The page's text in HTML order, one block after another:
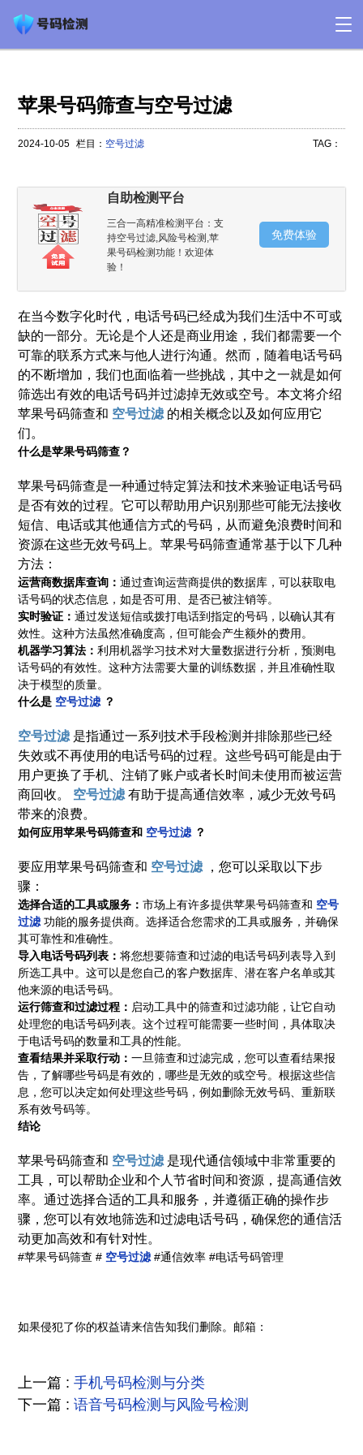
苹果号码筛查与空号过滤
2024-10-05 栏目： 空号过滤 TAG：
自助检测平台
三合一高精准检测平台：支
持空号过滤,风险号检测,苹
果号码检测功能！欢迎体
验！
免费体验
在当今数字化时代，电话号码已经成为我们生活中不可或
缺的一部分。无论是个人还是商业用途，我们都需要一个
可靠的联系方式来与他人进行沟通。然而，随着电话号码
的不断增加，我们也面临着一些挑战，其中之一就是如何
筛选出有效的电话号码并过滤掉无效或空号。本文将介绍
苹果号码筛查和 空号过滤 的相关概念以及如何应用它
们。
什么是苹果号码筛查？
苹果号码筛查是一种通过特定算法和技术来验证电话号码
是否有效的过程。它可以帮助用户识别那些可能无法接收
短信、电话或其他通信方式的号码，从而避免浪费时间和
资源在这些无效号码上。苹果号码筛查通常基于以下几种
方法：
运营商数据库查询：通过查询运营商提供的数据库，可以获取电
话号码的状态信息，如是否可用、是否已被注销等。
实时验证：通过发送短信或拨打电话到指定的号码，以确认其有
效性。这种方法虽然准确度高，但可能会产生额外的费用。
机器学习算法：利用机器学习技术对大量数据进行分析，预测电
话号码的有效性。这种方法需要大量的训练数据，并且准确性取
决于模型的质量。
什么是 空号过滤 ？
空号过滤 是指通过一系列技术手段检测并排除那些已经
失效或不再使用的电话号码的过程。这些号码可能是由于
用户更换了手机、注销了账户或者长时间未使用而被运营
商回收。
空号过滤有助于提高通信效率，减少无效号码
带来的浪费。
如何应用苹果号码筛查和 空号过滤 ？
要应用苹果号码筛查和 空号过滤
，您可以采取以下步
骤：
选择合适的工具或服务：市场上有许多提供苹果号码筛查和 空号
过滤功能的服务提供商。选择适合您需求的工具或服务，并确保
其可靠性和准确性。
导入电话号码列表：将您想要筛查和过滤的电话号码列表导入到
所选工具中。这可以是您自己的客户数据库、潜在客户名单或其
他来源的电话号码。
运行筛查和过滤过程： 启动工具中的筛查和过滤功能，让它自动
处理您的电话号码列表。这个过程可能需要一些时间，具体取决
于电话号码的数量和工具的性能。
查看结果并采取行动：一旦筛查和过滤完成，您可以查看结果报
告，了解哪些号码是有效的，哪些是无效的或空号。根据这些信
息，您可以决定如何处理这些号码，例如删除无效号码、重新联
系有效号码等。
结论
苹果号码筛查和 空号过滤 是现代通信领域中非常重要的
工具，可以帮助企业和个人节省时间和资源，提高通信效
率。通过选择合适的工具和服务，并遵循正确的操作步
骤，您可以有效地筛选和过滤电话号码，确保您的通信活
动更加高效和有针对性。
#苹果号码筛查 # 空号过滤#通信效率 #电话号码管理
如果侵犯了你的权益请来信告知我们删除。邮箱：
上一篇 :手机号码检测与分类
下一篇 :语音号码检测与风险号检测